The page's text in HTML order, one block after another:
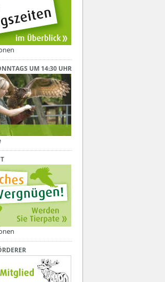
UM 14:30 UHR